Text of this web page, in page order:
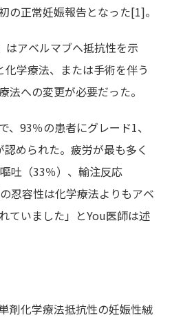
の正常妊娠報告となった[1]。
アベルマブへ抵抗性を示
化学療法、または手術を伴う
法への変更が必要だった。
、93％の患者にグレード1、
められた。疲労が最も多く
吐（33％）、輸注反応
忍容性は化学療法よりもアベ
ていました」とYou医師は述
剤化学療法抵抗性の妊娠性絨